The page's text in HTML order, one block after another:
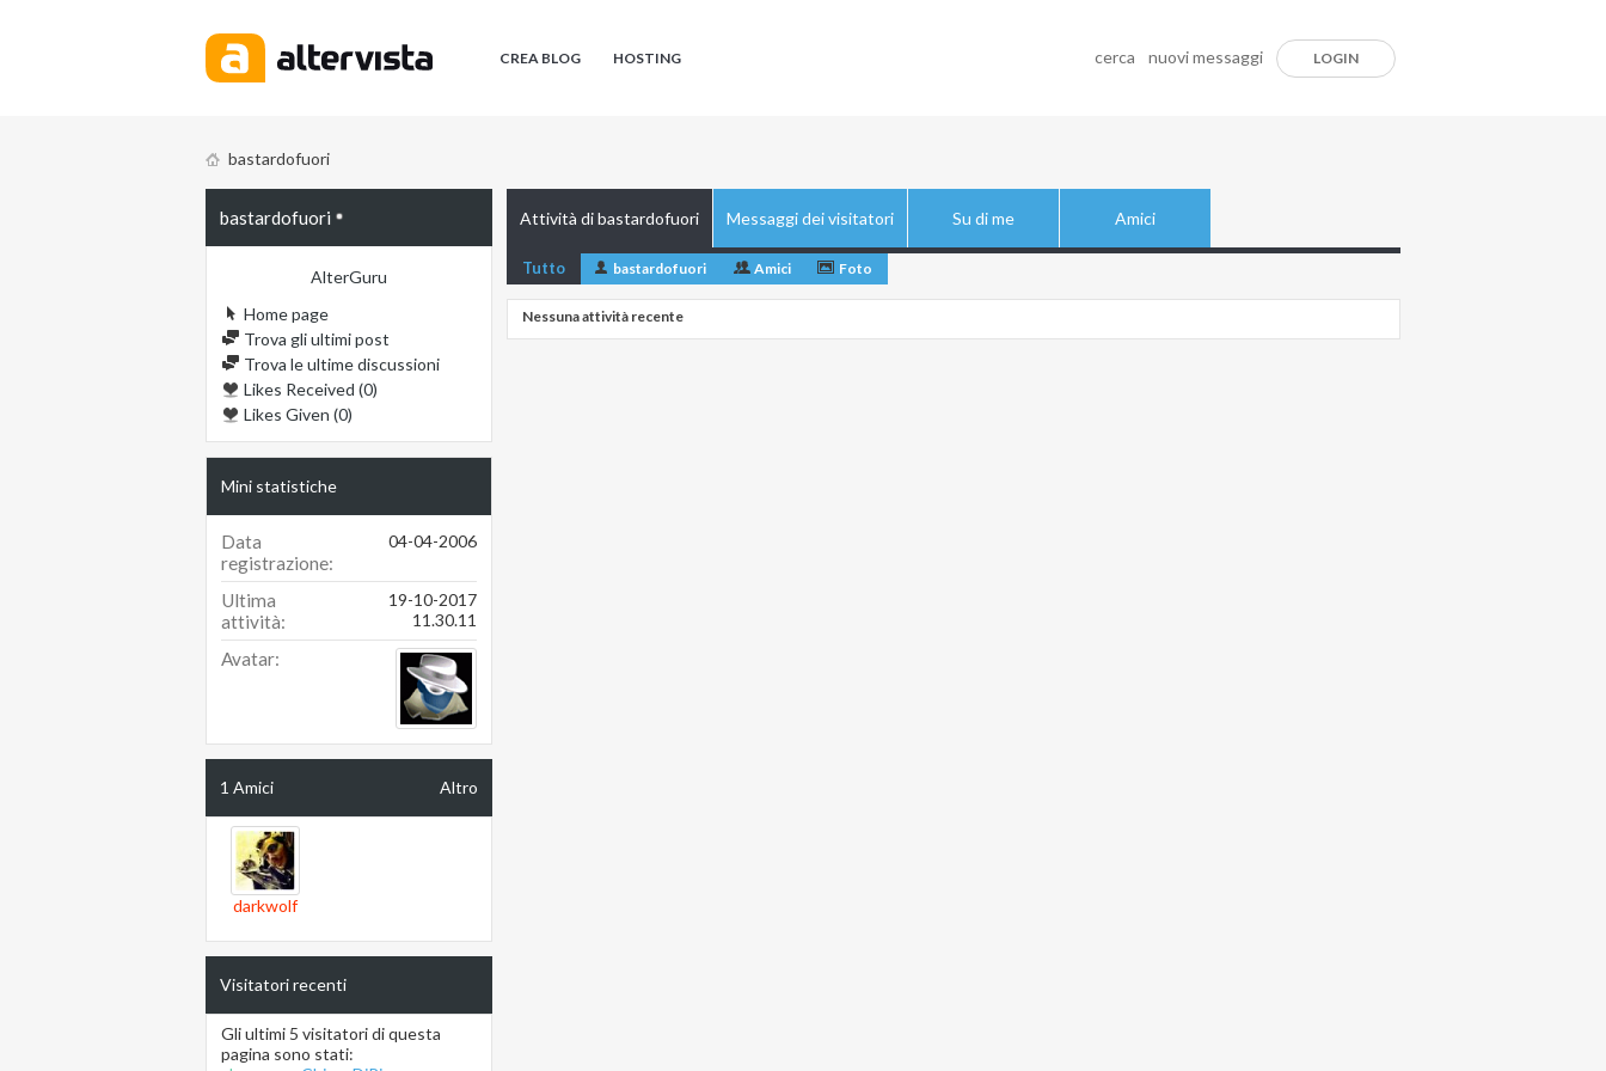
CREA BLOG HOSTING cerca nuovi messaggi LOGIN
bastardofuori
bastardofuori
AlterGuru
Home page
Trova gli ultimi post
Trova le ultime discussioni
Likes Received (0)
Likes Given (0)
Mini statistiche
Data
registrazione
04-04-2006
Ultima
attività
19-10-2017
11.30.11
Avatar
Altro
1 Amici
darkwolf
Visitatori recenti
Gli ultimi 5 visitatori di questa
pagina sono stati:
Attività di bastardofuori Messaggi dei visitatori Su di me Amici
Tutto bastardofuori Amici Foto
Nessuna attività recente